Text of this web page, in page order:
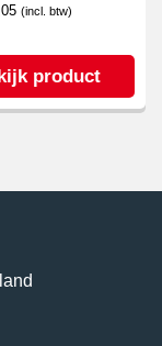
(incl. btw)
product